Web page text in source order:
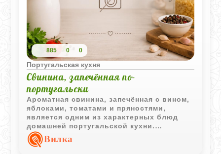
885 0 0
Португальская кухня
Свинина, запечённая по-
португальски
Ароматная свинина, запечённая с вином,
яблоками, томатами и пряностями,
является одним из характерных блюд
домашней португальской кухни.
Длительное приготовление делает мясо
сочным и насыщенным вкусами овощей и
Вилка